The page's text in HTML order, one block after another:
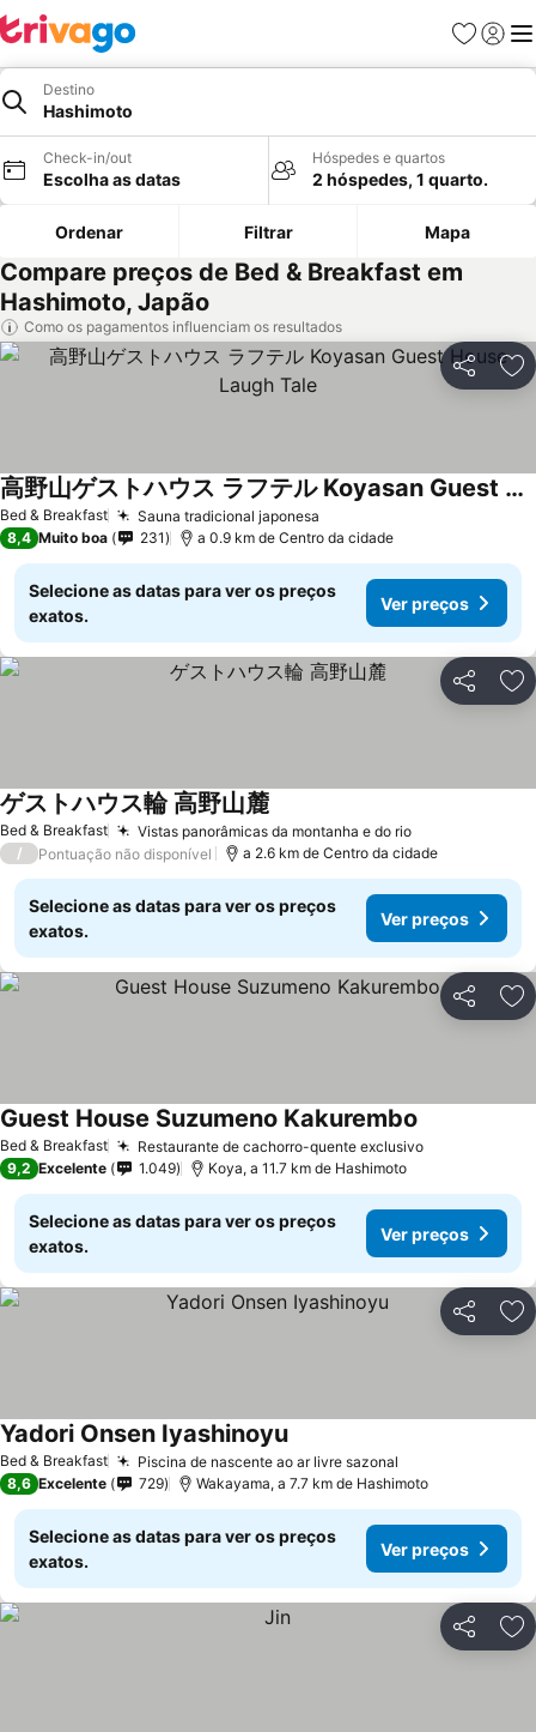
Favoritos
Iniciar
Destino
Hashimoto
Check-in/out
Escolha as datas
Hóspedes e quartos
2 hóspedes, 1 quarto.
Ordenar Filtrar Mapa
Compare preços de Bed & Breakfast em
Hashimoto, Japão
Como os pagamentos influenciam os resultados
Partilhar
Bed & Breakfast Sauna tradicional japonesa
高野山ゲストハウス ラフテル Koyasan Guest House Laugh Tale
8,4 Muito boa 231 a 0.9 km de Centro da cidade
Selecione as datas para ver os preços
exatos.
Ver preços
Partilhar
Bed & Breakfast Vistas panorâmicas da montanha e do rio
ゲストハウス輪 高野山麓
/ Pontuação não disponível a 2.6 km de Centro da cidade
Selecione as datas para ver os preços
exatos.
Ver preços
Partilhar
Bed & Breakfast Restaurante de cachorro-quente exclusivo
Guest House Suzumeno Kakurembo
9,2 Excelente 1.049 Koya, a 11.7 km de Hashimoto
Selecione as datas para ver os preços
exatos.
Ver preços
Partilhar
Bed & Breakfast Piscina de nascente ao ar livre sazonal
Yadori Onsen Iyashinoyu
8,6 Excelente 729 Wakayama, a 7.7 km de Hashimoto
Selecione as datas para ver os preços
exatos.
Ver preços
Partilhar